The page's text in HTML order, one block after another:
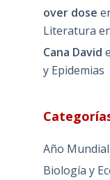
over dose
Literatura
Cana David
y Epidemias
Año
Biología y